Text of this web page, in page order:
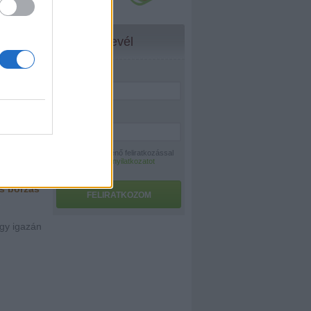
borzas
igazán
Hírlevél
A hírlevélre történő feliratkozással
adatvédelmi nyilatkozatot
FELIRATKOZOM